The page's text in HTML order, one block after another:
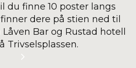
du finne 10 poster langs
dere på stien ned til
Bar og Rustad hotell
Trivselsplassen.